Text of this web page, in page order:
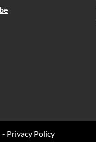
- Privacy Policy